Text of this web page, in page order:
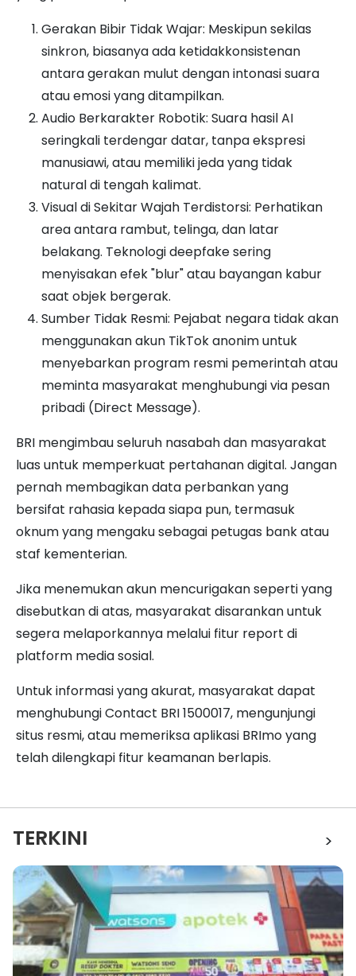
Gerakan Bibir Tidak Wajar: Meskipun sekilas
sinkron, biasanya ada ketidakkonsistenan
antara gerakan mulut dengan intonasi suara
atau emosi yang ditampilkan.
Audio Berkarakter Robotik: Suara hasil AI
seringkali terdengar datar, tanpa ekspresi
manusiawi, atau memiliki jeda yang tidak
natural di tengah kalimat.
Visual di Sekitar Wajah Terdistorsi: Perhatikan
area antara rambut, telinga, dan latar
belakang. Teknologi deepfake sering
menyisakan efek "blur" atau bayangan kabur
saat objek bergerak.
Sumber Tidak Resmi: Pejabat negara tidak akan
menggunakan akun TikTok anonim untuk
menyebarkan program resmi pemerintah atau
meminta masyarakat menghubungi via pesan
pribadi (Direct Message).
BRI mengimbau seluruh nasabah dan masyarakat
luas untuk memperkuat pertahanan digital. Jangan
pernah membagikan data perbankan yang
bersifat rahasia kepada siapa pun, termasuk
oknum yang mengaku sebagai petugas bank atau
staf kementerian.
Jika menemukan akun mencurigakan seperti yang
disebutkan di atas, masyarakat disarankan untuk
segera melaporkannya melalui fitur report di
platform media sosial.
Untuk informasi yang akurat, masyarakat dapat
menghubungi Contact BRI 1500017, mengunjungi
situs resmi, atau memeriksa aplikasi BRImo yang
telah dilengkapi fitur keamanan berlapis.
TERKINI >